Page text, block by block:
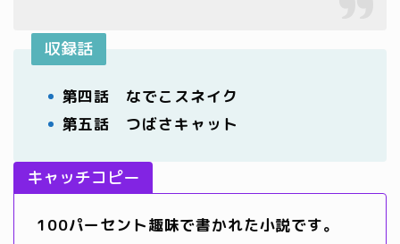
収録話
第四話 なでこスネイク
第五話 つばさキャット
キャッチコピー
100パーセント趣味で書かれた小説です。